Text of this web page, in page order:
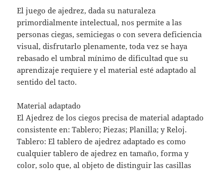
El juego de ajedrez, dada su naturaleza
primordialmente intelectual, nos permite a las
personas ciegas, semiciegas o con severa deficiencia
visual, disfrutarlo plenamente, toda vez se haya
rebasado el umbral mínimo de dificultad que su
aprendizaje requiere y el material esté adaptado al
sentido del tacto.
Material adaptado
El Ajedrez de los ciegos precisa de material adaptado
consistente en: Tablero; Piezas; Planilla; y Reloj.
Tablero: El tablero de ajedrez adaptado es como
cualquier tablero de ajedrez en tamaño, forma y
color, solo que, al objeto de distinguir las casillas